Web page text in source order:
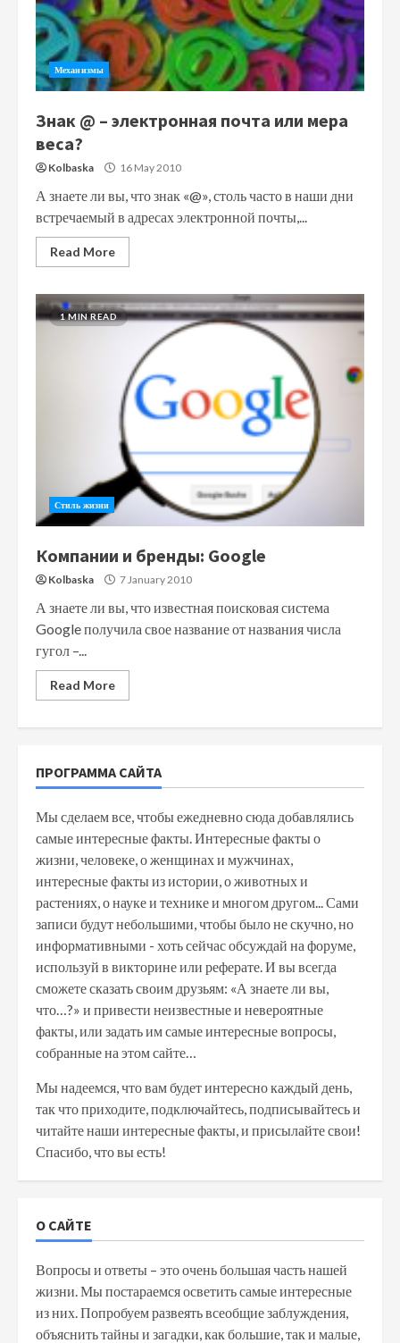
Механизмы
Знак @ – электронная почта или мера
веса?
Kolbaska 16 May 2010
А знаете ли вы, что знак «@», столь часто в наши дни
встречаемый в адресах электронной почты,...
Read More
1 MIN READ
Стиль жизни
Компании и бренды: Google
Kolbaska 7 January 2010
А знаете ли вы, что известная поисковая система
Google получила свое название от названия числа
гугол –...
Read More
ПРОГРАММА САЙТА
Мы сделаем все, чтобы ежедневно сюда добавлялись
самые интересные факты. Интересные факты о
жизни, человеке, о женщинах и мужчинах,
интересные факты из истории, о животных и
растениях, о науке и технике и многом другом... Сами
записи будут небольшими, чтобы было не скучно, но
информативными - хоть сейчас обсуждай на форуме,
используй в викторине или реферате. И вы всегда
сможете сказать своим друзьям: «А знаете ли вы,
что…?» и привести неизвестные и невероятные
факты, или задать им самые интересные вопросы,
собранные на этом сайте…
Мы надеемся, что вам будет интересно каждый день,
так что приходите, подключайтесь, подписывайтесь и
читайте наши интересные факты, и присылайте свои!
Спасибо, что вы есть!
О САЙТЕ
Вопросы и ответы – это очень большая часть нашей
жизни. Мы постараемся осветить самые интересные
из них. Попробуем развеять всеобщие заблуждения,
объяснить тайны и загадки, как большие, так и малые,